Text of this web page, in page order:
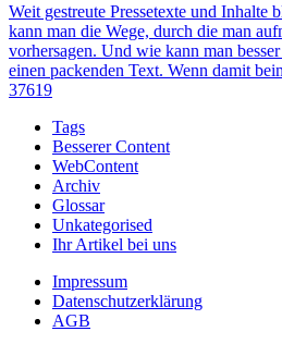
Weit gestreute Pressetexte und Inhalte
kann man die Wege, durch die man
vorhersagen. Und wie kann man
einen packenden Text. Wenn damit
37619
Tags
Besserer Content
WebContent
Archiv
Glossar
Unkategorised
Ihr Artikel bei uns
Impressum
Datenschutzerklärung
AGB